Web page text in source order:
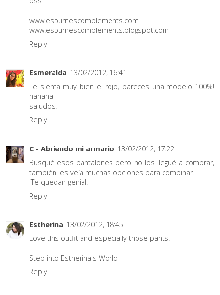
www.espurnescomplements.com
www.espurnescomplements.blogspot.com
Reply
Esmeralda 13/02/2012, 16:41
Te sienta muy bien el rojo, pareces una modelo 100%!
hahaha
saludos!
Reply
C - Abriendo mi armario 13/02/2012, 17:22
Busqué esos pantalones pero no los llegué a comprar,
también les veía muchas opciones para combinar.
¡Te quedan genial!
Reply
Estherina 13/02/2012, 18:45
Love this outfit and especially those pants!
Step into Estherina's World
Reply